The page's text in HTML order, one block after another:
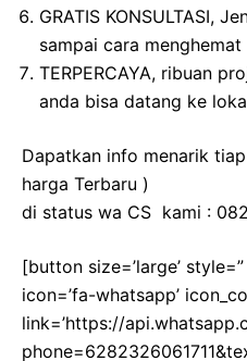
GRATIS KONSULTASI,
sampai cara menghemat
TERPERCAYA, ribuan
anda bisa datang ke
Dapatkan info menarik
harga Terbaru )
di status wa CS kami :
[button size=’large’
icon=’fa-whatsapp’
link=’https://